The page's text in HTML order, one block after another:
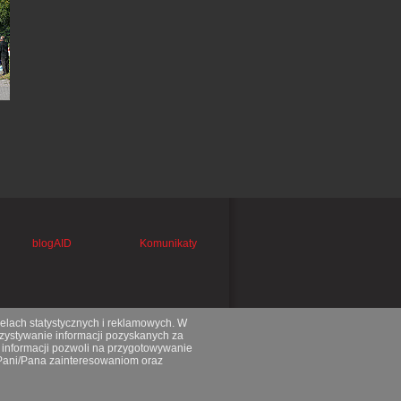
blogAID Komunikaty
statystycznych i reklamowych. W
informacji pozyskanych za
pozwoli na przygotowywanie
Pana zainteresowaniom oraz